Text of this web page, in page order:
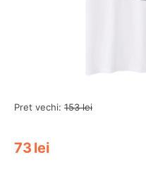
Pret vechi: 153 lei
73 lei